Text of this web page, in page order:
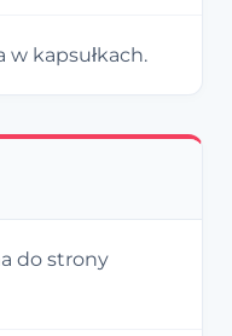
w kapsułkach.
do strony